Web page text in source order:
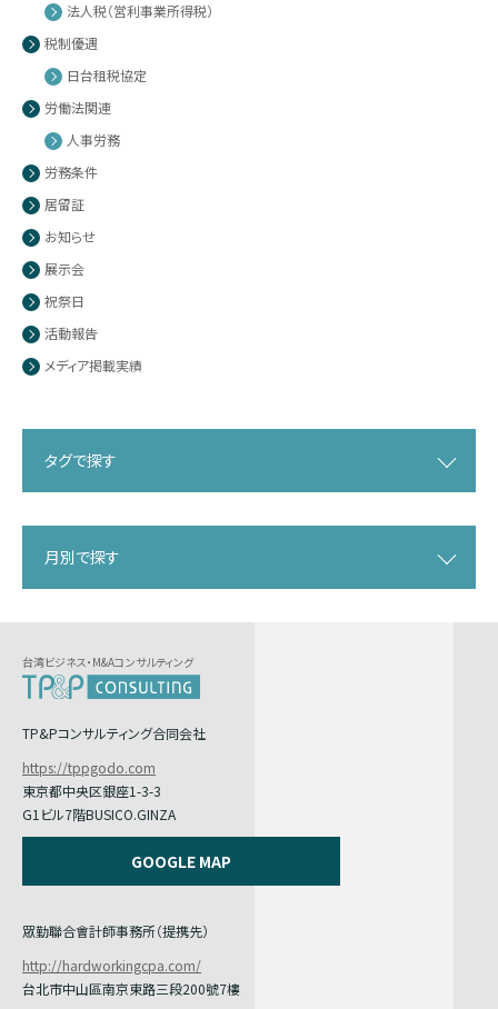
法人税（営利事業所得税）
税制優遇
日台租税協定
労働法関連
人事労務
労務条件
居留証
お知らせ
展示会
祝祭日
活動報告
メディア掲載実績
タグで探す
月別で探す
台湾ビジネス・M&Aコンサルティング
TP&Pコンサルティング合同会社
https://tppgodo.com
東京都中央区銀座1-3-3
G1ビル7階BUSICO.GINZA
GOOGLE MAP
眾勤聯合會計師事務所（提携先）
http://hardworkingcpa.com/
台北市中山區南京東路三段200號7樓